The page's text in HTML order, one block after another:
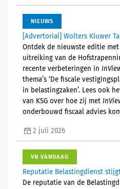
NIEUWS
[Advertorial] Wolters Kluwer
Ontdek de nieuwste editie
uitreiking van de
recente verbeteringen in
thema’s ‘De fiscale
in belastingzaken’. Lees ook
van KSG over hoe zij met
onderbouwd fiscaal advies
2 juli 2026
VN VANDAAG
Reputatie Belastingdienst
De reputatie van de